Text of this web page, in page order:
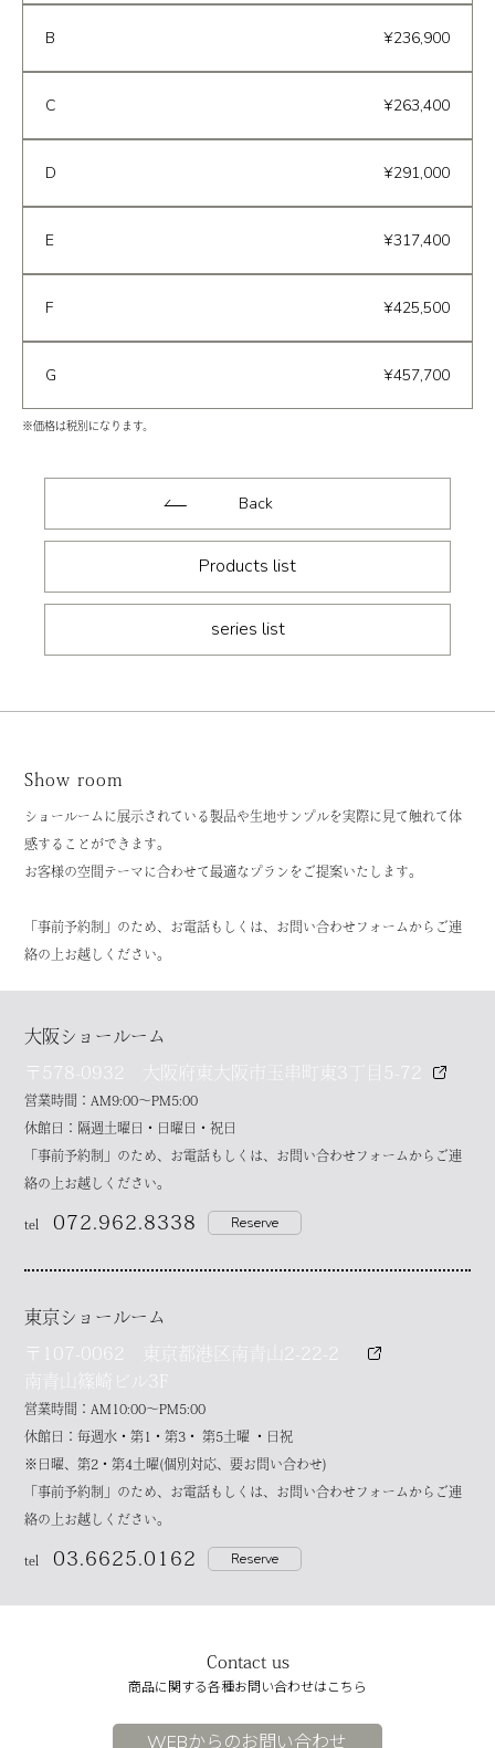
B ¥236,900
C ¥263,400
D ¥291,000
E ¥317,400
F ¥425,500
G ¥457,700
※価格は税別になります。
Back
Products list
series list
Show room
ショールームに展示されている製品や生地サンプルを実際に見て触れて体
感することができます。
お客様の空間テーマに合わせて最適なプランをご提案いたします。
「事前予約制」のため、お電話もしくは、お問い合わせフォームからご連
絡の上お越しください。
大阪ショールーム
〒578-0932 大阪府東大阪市玉串町東3丁目5-72
営業時間：AM9:00～PM5:00
休館日：隔週土曜日・日曜日・祝日
「事前予約制」のため、お電話もしくは、お問い合わせフォームからご連
絡の上お越しください。
tel 072.962.8338 Reserve
東京ショールーム
〒107-0062 東京都港区南青山2-22-2
南青山篠崎ビル3F
営業時間：AM10:00～PM5:00
休館日：毎週水・第1・第3・ 第5土曜 ・日祝
※日曜、第2・第4土曜(個別対応、要お問い合わせ)
「事前予約制」のため、お電話もしくは、お問い合わせフォームからご連
絡の上お越しください。
tel 03.6625.0162 Reserve
Contact us
商品に関する各種お問い合わせはこちら
WEBからのお問い合わせ